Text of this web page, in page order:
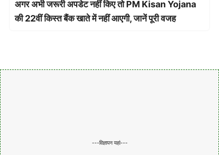
अगर अभी जरूरी अपडेट नहीं किए तो PM Kisan Yojana
की 22वीं किस्त बैंक खाते में नहीं आएगी, जानें पूरी वजह
---विज्ञापन यहां---